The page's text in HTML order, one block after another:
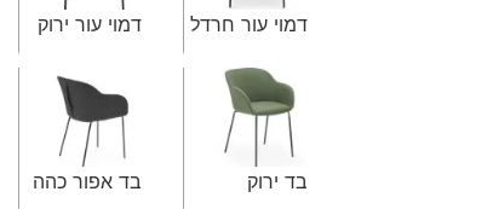
דמוי עור חרדל דמוי עור ירוק
בד ירוק בד אפור כהה